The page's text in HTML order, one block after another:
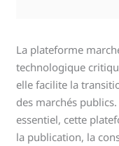
La plateforme
technologique
elle facilite la
des marchés
essentiel, cette
la publication, la